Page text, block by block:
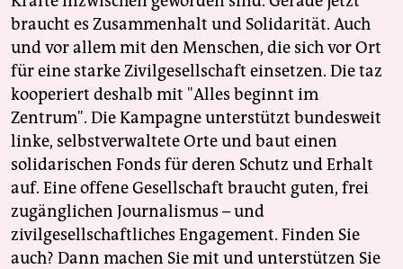
braucht es Zusammenhalt und Solidarität. Auch
und vor allem mit den Menschen, die sich vor Ort
für eine starke Zivilgesellschaft einsetzen. Die taz
kooperiert deshalb mit "Alles beginnt im
Zentrum". Die Kampagne unterstützt bundesweit
linke, selbstverwaltete Orte und baut einen
solidarischen Fonds für deren Schutz und Erhalt
auf. Eine offene Gesellschaft braucht guten, frei
zugänglichen Journalismus – und
zivilgesellschaftliches Engagement. Finden Sie
auch? Dann machen Sie mit und unterstützen Sie